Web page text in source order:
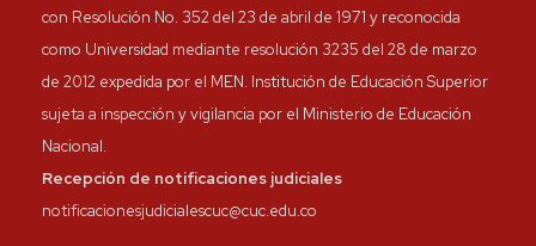
con Resolución No. 352 del 23 de abril de 1971 y reconocida
como Universidad mediante resolución 3235 del 28 de marzo
de 2012 expedida por el MEN. Institución de Educación Superior
sujeta a inspección y vigilancia por el Ministerio de Educación
Nacional.
Recepción de notificaciones judiciales
notificacionesjudicialescuc@cuc.edu.co